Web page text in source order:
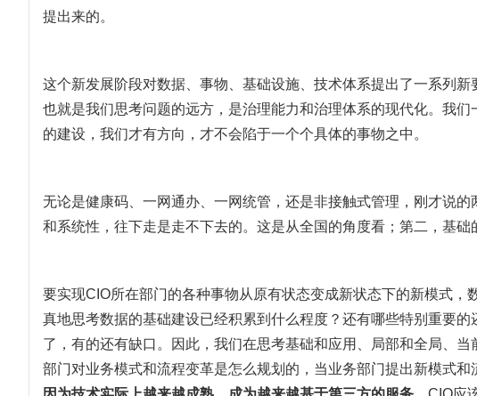
提出来的。
这个新发展阶段对数据、事物、基础设施、技术体系提出了一系列
也就是我们思考问题的远方，是治理能力和治理体系的现代化。我
的建设，我们才有方向，才不会陷于一个个具体的事物之中。
无论是健康码、一网通办、一网统管，还是非接触式管理，刚才说
和系统性，往下走是走不下去的。这是从全国的角度看；第二，基
要实现CIO所在部门的各种事物从原有状态变成新状态下的新模式
真地思考数据的基础建设已经积累到什么程度？还有哪些特别重要
了，有的还有缺口。因此，我们在思考基础和应用、局部和全局、
部门对业务模式和流程变革是怎么规划的，当业务部门提出新模式和